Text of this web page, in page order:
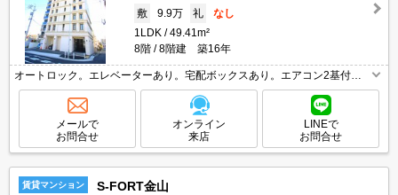
敷
9.9万 礼
なし
1LDK
49.41m²
8階
8階建 築16年
オートロック。エレベーターあり。宅配ボックスあり。エアコン2基付
き。
メールで
お問合せ
オンライン
来店
LINEで
お問合せ
賃貸マンション S-FORT金山